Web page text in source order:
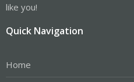
like you!
Quick Navigation
Home